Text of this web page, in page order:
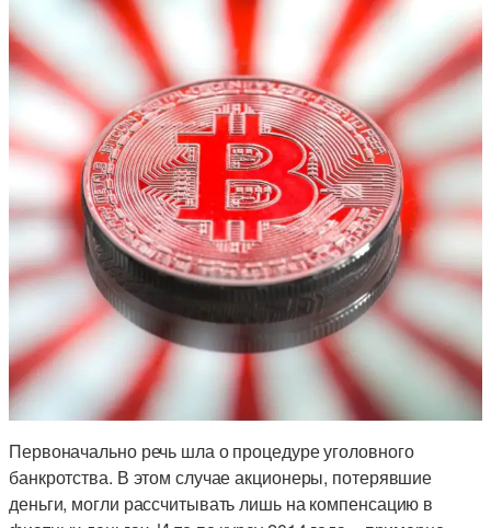
Первоначально речь шла о процедуре уголовного
банкротства. В этом случае акционеры, потерявшие
деньги, могли рассчитывать лишь на компенсацию в